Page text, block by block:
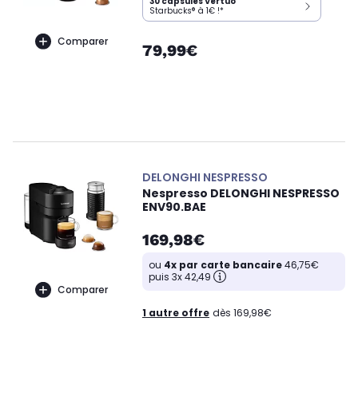
Comparer
Starbucks® à 1€ !*
79,99€
Comparer
DELONGHI NESPRESSO
Nespresso DELONGHI NESPRESSO
ENV90.BAE
169,98€
ou 4x par carte bancaire46,75€
puis 3x 42,49
1 autre offre dès 169,98€